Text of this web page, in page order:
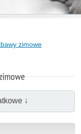
zimowe
↓